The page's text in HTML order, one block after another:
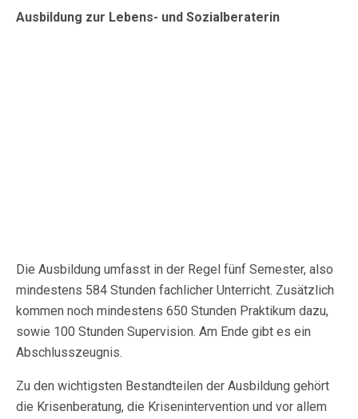
Ausbildung zur Lebens- und Sozialberaterin
Die Ausbildung umfasst in der Regel fünf Semester, also
mindestens 584 Stunden fachlicher Unterricht. Zusätzlich
kommen noch mindestens 650 Stunden Praktikum dazu,
sowie 100 Stunden Supervision. Am Ende gibt es ein
Abschlusszeugnis.
Zu den wichtigsten Bestandteilen der Ausbildung gehört
die Krisenberatung, die Krisenintervention und vor allem